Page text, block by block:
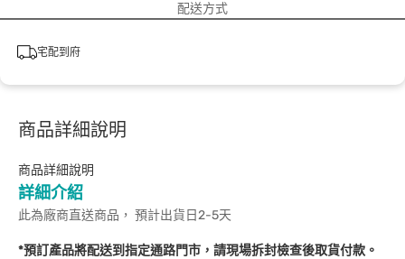
配送方式
宅配到府
商品詳細說明
商品詳細說明
詳細介紹
此為廠商直送商品， 預計出貨日2-5天
*預訂產品將配送到指定通路門市，請現場拆封檢查後取貨付款。